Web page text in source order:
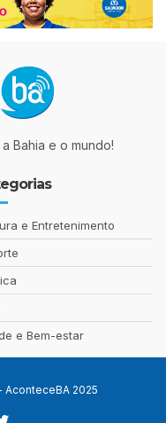
Bahia e o mundo!
e Entretenimento
e Bem-estar
2025